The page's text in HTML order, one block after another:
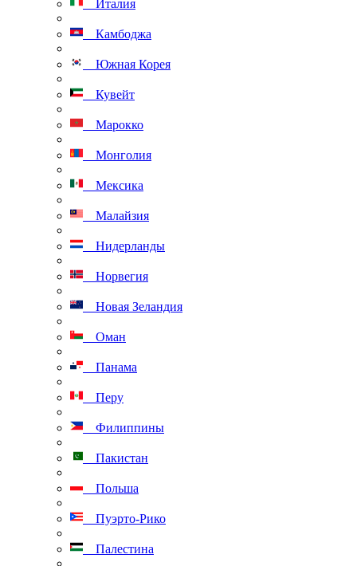
Италия
Камбоджа
Южная Корея
Кувейт
Марокко
Монголия
Мексика
Малайзия
Нидерланды
Норвегия
Новая Зеландия
Оман
Панама
Перу
Филиппины
Пакистан
Польша
Пуэрто-Рико
Палестина